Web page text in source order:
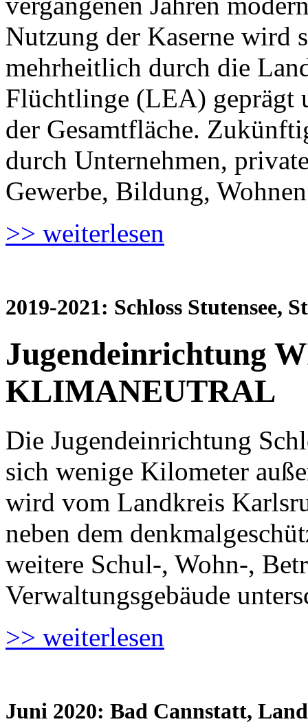
Nutzung der Kaserne wird
mehrheitlich durch die
Flüchtlinge (LEA) geprägt
der Gesamtfläche.
durch Unternehmen,
Gewerbe, Bildung,
>> weiterlesen
2019-2021: Schloss Stutensee,
Jugendeinrichtung
KLIMANEUTRAL
Die Jugendeinrichtung
sich wenige Kilometer
wird vom Landkreis
neben dem
weitere Schul-, Wohn-,
Verwaltungsgebäude
>> weiterlesen
Juni 2020: Bad Cannstatt,